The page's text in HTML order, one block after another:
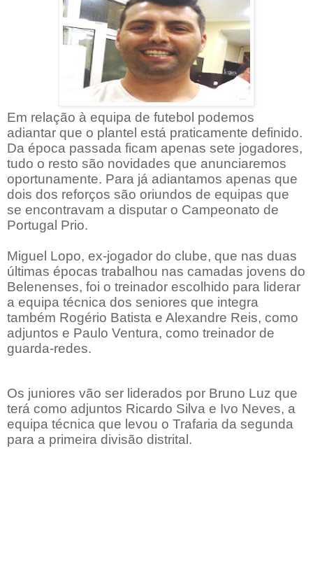
Em relação à equipa de futebol podemos
adiantar que o plantel está praticamente definido.
Da época passada ficam apenas sete jogadores,
tudo o resto são novidades que anunciaremos
oportunamente. Para já adiantamos apenas que
dois dos reforços são oriundos de equipas que
se encontravam a disputar o Campeonato de
Portugal Prio.
Miguel Lopo, ex-jogador do clube, que nas duas
últimas épocas trabalhou nas camadas jovens do
Belenenses, foi o treinador escolhido para liderar
a equipa técnica dos seniores que integra
também Rogério Batista e Alexandre Reis, como
adjuntos e Paulo Ventura, como treinador de
guarda-redes.
Os juniores vão ser liderados por Bruno Luz que
terá como adjuntos Ricardo Silva e Ivo Neves, a
equipa técnica que levou o Trafaria da segunda
para a primeira divisão distrital.